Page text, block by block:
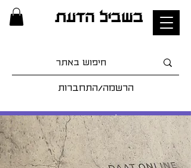
בשביל הדעת
הרשמה/התחברות
לרכישת מנוי